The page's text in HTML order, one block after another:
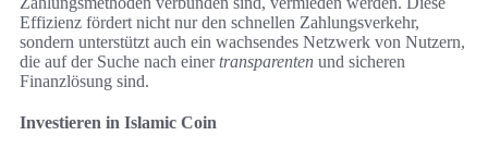
Effizienz fördert nicht nur den schnellen Zahlungsverkehr,
sondern unterstützt auch ein wachsendes Netzwerk von Nutzern,
die auf der Suche nach einertransparenten und sicheren
Finanzlösung sind.
Investieren in Islamic Coin